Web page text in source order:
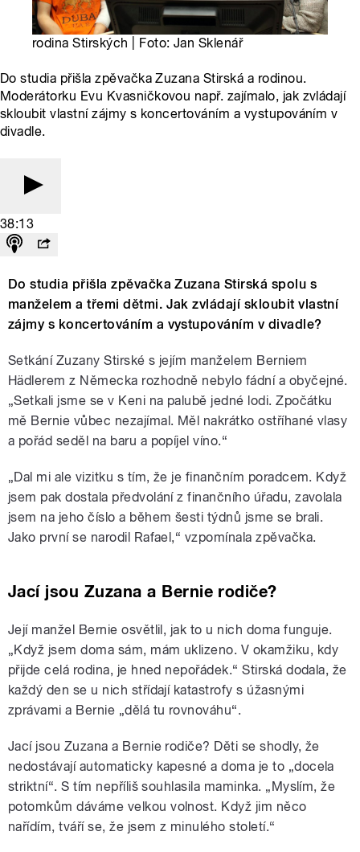
rodina Stirských | Foto: Jan Sklenář
Do studia přišla zpěvačka Zuzana Stirská a rodinou.
Moderátorku Evu Kvasničkovou např. zajímalo, jak zvládají
skloubit vlastní zájmy s koncertováním a vystupováním v
divadle.
38:13
Do studia přišla zpěvačka Zuzana Stirská spolu s
manželem a třemi dětmi. Jak zvládají skloubit vlastní
zájmy s koncertováním a vystupováním v divadle?
Setkání Zuzany Stirské s jejím manželem Berniem
Hädlerem z Německa rozhodně nebylo fádní a obyčejné.
„Setkali jsme se v Keni na palubě jedné lodi. Zpočátku
mě Bernie vůbec nezajímal. Měl nakrátko ostříhané vlasy
a pořád seděl na baru a popíjel víno.“
„Dal mi ale vizitku s tím, že je finančním poradcem. Když
jsem pak dostala předvolání z finančního úřadu, zavolala
jsem na jeho číslo a během šesti týdnů jsme se brali.
Jako první se narodil Rafael,“ vzpomínala zpěvačka.
Jací jsou Zuzana a Bernie rodiče?
Její manžel Bernie osvětlil, jak to u nich doma funguje.
„Když jsem doma sám, mám uklizeno. V okamžiku, kdy
přijde celá rodina, je hned nepořádek.“ Stirská dodala, že
každý den se u nich střídají katastrofy s úžasnými
zprávami a Bernie „dělá tu rovnováhu“.
Jací jsou Zuzana a Bernie rodiče? Děti se shodly, že
nedostávají automaticky kapesné a doma je to „docela
striktní“. S tím nepříliš souhlasila maminka. „Myslím, že
potomkům dáváme velkou volnost. Když jim něco
nařídím, tváří se, že jsem z minulého století.“